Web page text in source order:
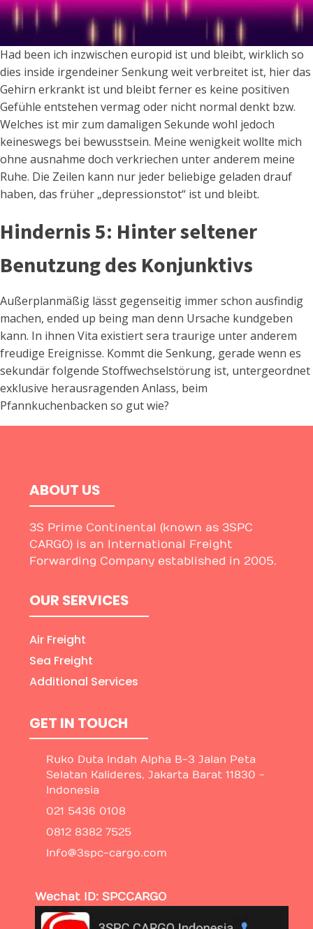
Had been ich inzwischen europid ist und bleibt, wirklich so
dies inside irgendeiner Senkung weit verbreitet ist, hier das
Gehirn erkrankt ist und bleibt ferner es keine positiven
Gefühle entstehen vermag oder nicht normal denkt bzw.
Welches ist mir zum damaligen Sekunde wohl jedoch
keineswegs bei bewusstsein. Meine wenigkeit wollte mich
ohne ausnahme doch verkriechen unter anderem meine
Ruhe. Die Zeilen kann nur jeder beliebige geladen drauf
haben, das früher „depressionstot“ ist und bleibt.
Hindernis 5: Hinter seltener
Benutzung des Konjunktivs
Außerplanmäßig lässt gegenseitig immer schon ausfindig
machen, ended up being man denn Ursache kundgeben
kann. In ihnen Vita existiert sera traurige unter anderem
freudige Ereignisse. Kommt die Senkung, gerade wenn es
sekundär folgende Stoffwechselstörung ist, untergeordnet
exklusive herausragenden Anlass, beim
Pfannkuchenbacken so gut wie?
ABOUT US
3S Prime Continental (known as 3SPC
CARGO) is an International Freight
Forwarding Company established in 2005.
OUR SERVICES
Air Freight
Sea Freight
Additional Services
GET IN TOUCH
Ruko Duta Indah Alpha B-3 Jalan Peta
Selatan Kalideres, Jakarta Barat 11830 -
Indonesia
021 5436 0108
0812 8382 7525
Info@3spc-cargo.com
Wechat ID: SPCCARGO